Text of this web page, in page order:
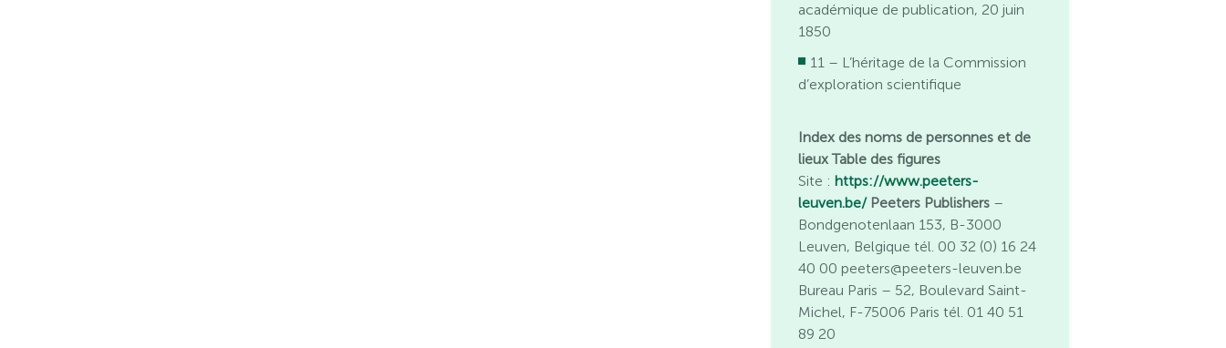
académique de publication, 20 juin
1850
11 – L’héritage de la Commission
d’exploration scientifique
Index des noms de personnes et de
lieux Table des figures
Site : https://www.peeters-
leuven.be/Peeters Publishers –
Bondgenotenlaan 153, B-3000
Leuven, Belgique tél. 00 32 (0) 16 24
40 00 peeters@peeters-leuven.be
Bureau Paris – 52, Boulevard Saint-
Michel, F-75006 Paris tél. 01 40 51
89 20